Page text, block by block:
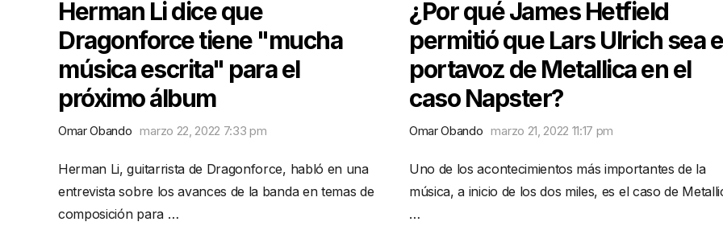
Herman Li dice que
Dragonforce tiene "mucha
música escrita" para el
próximo álbum
Omar Obando marzo 22, 2022 7:33 pm
Herman Li, guitarrista de Dragonforce, habló en una
entrevista sobre los avances de la banda en temas de
composición para …
¿Por qué James Hetfield
permitió que Lars Ulrich sea
portavoz de Metallica en el
caso Napster?
Omar Obando marzo 21, 2022 11:17 pm
Uno de los acontecimientos más importantes de la
música, a inicio de los dos miles, es el caso de
…